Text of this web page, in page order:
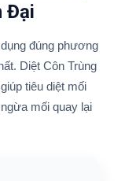
Đại
đúng phương
Diệt Côn Trùng
tiêu diệt mối
mối quay lại